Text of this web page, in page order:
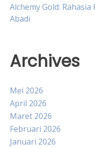
Alchemy Gold:
Abadi
Archives
Mei 2026
April 2026
Maret 2026
Februari 2026
Januari 2026